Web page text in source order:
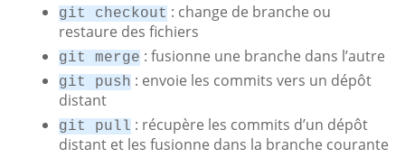
git checkout : change de branche ou
restaure des fichiers
git merge : fusionne une branche dans l’autre
git push : envoie les commits vers un dépôt
distant
git pull : récupère les commits d’un dépôt
distant et les fusionne dans la branche courante